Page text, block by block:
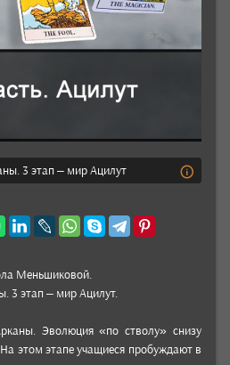
3 этап – мир Ацилут
Мень­шико­вой.
3 этап – мир Ацилут.
Эволю­ция «по стволу» снизу
этом этапе учащи­еся про­буж­дают в